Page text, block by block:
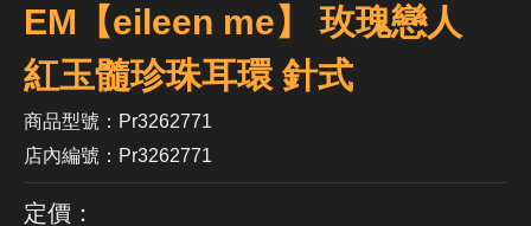
EM【eileen me】 玫瑰戀人
紅玉髓珍珠耳環 針式
商品型號：Pr3262771
店內編號：Pr3262771
定價：